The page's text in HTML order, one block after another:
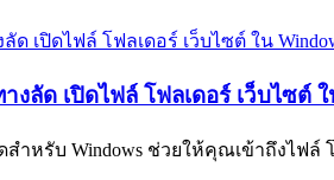
งลัด เปิดไฟล์ โฟลเดอร์ เว็บไซต์
สำหรับ Windows ช่วยให้คุณเข้าถึงไฟ